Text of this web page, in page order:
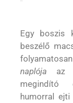
Egy boszis
beszélő
naplója az
megindító
humorral ejti